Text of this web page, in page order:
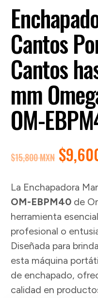
Cantos
Cantos
mm
OM-
$15,800 MXN EL
ERA:
$
La Enchapadora
OM-EBPM40 de
herramienta
profesional o
Diseñada para
esta máquina
de enchapado,
calidad en